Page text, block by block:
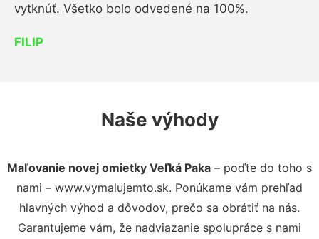
vytknúť. Všetko bolo odvedené na 100%.
FILIP
Naše výhody
Maľovanie novej omietky Veľká Paka – poďte do toho s
nami – www.vymalujemto.sk. Ponúkame vám prehľad
hlavných výhod a dôvodov, prečo sa obrátiť na nás.
Garantujeme vám, že nadviazanie spolupráce s nami